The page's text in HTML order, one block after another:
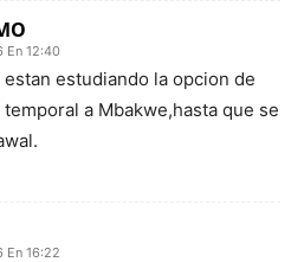
En 12:40
estan estudiando la opcion de
a Mbakwe,hasta que se
En 16:22